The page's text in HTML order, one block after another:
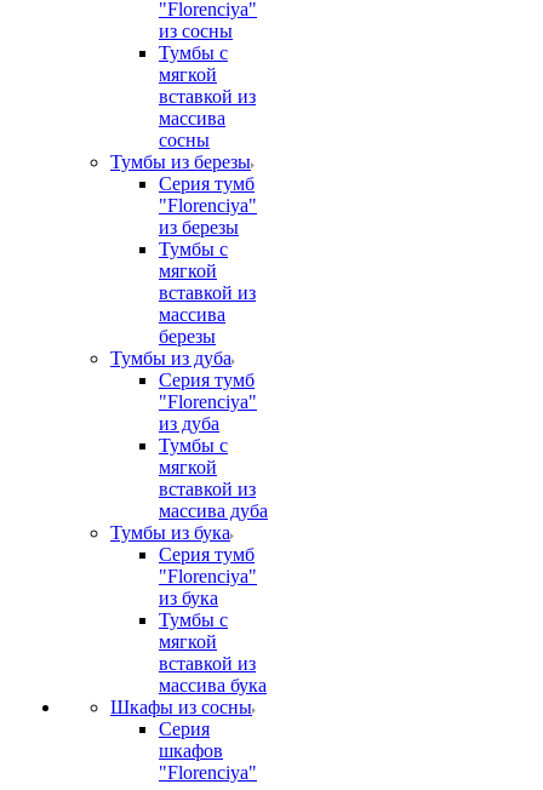
"Florenciya"
из сосны
Тумбы с
мягкой
вставкой из
массива
сосны
Тумбы из березы
Серия тумб
"Florenciya"
из березы
Тумбы с
мягкой
вставкой из
массива
березы
Тумбы из дуба
Серия тумб
"Florenciya"
из дуба
Тумбы с
мягкой
вставкой из
массива дуба
Тумбы из бука
Серия тумб
"Florenciya"
из бука
Тумбы с
мягкой
вставкой из
массива бука
Шкафы из сосны
Серия
шкафов
"Florenciya"